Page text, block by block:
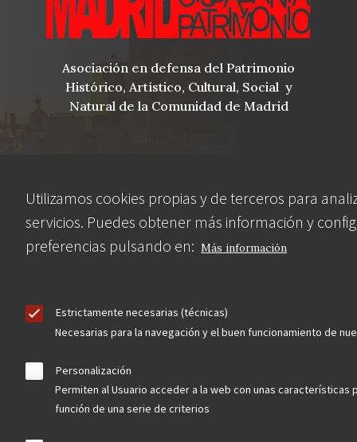
Utilizamos cookies propias y de terceros para
servicios. Puedes obtener más información y
preferencias pulsando en: Más información
Estrictamente necesarias (técnicas)
Necesarias para la navegación y el buen funcionamiento de
Personalización
Permiten al Usuario acceder a la web con unas características
función de una serie de criterios
Asociación en defensa del Patrimonio
Histórico, Artístico, Cultural, Social y
Natural de la Comunidad de Madrid
Menu
Footer
blog
observatorio del patrimonio
convocatorias
buscador avanzado
Nuestras redes